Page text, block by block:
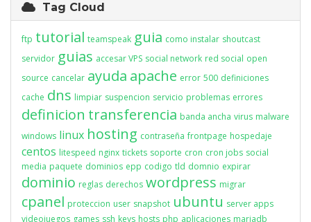
Tag Cloud
ftp tutorial teamspeak guia como instalar shoutcast
servidor guias accesar VPS social network red social open
source cancelar ayuda apache error 500 definiciones
cache dns limpiar suspencion servicio problemas errores
definicion transferencia banda ancha virus malware
windows linux hosting contraseña frontpage hospedaje
centos litespeed nginx tickets soporte cron cron jobs social
media paquete dominios epp codigo tld domnio expirar
dominio reglas derechos wordpress migrar
cpanel proteccion user snapshot ubuntu server apps
videojuegos games ssh keys hosts php aplicaciones mariadb